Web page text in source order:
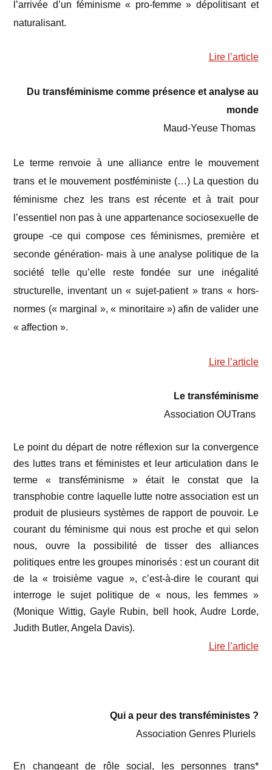
l’arrivée d’un féminisme « pro-femme » dépolitisant et
naturalisant.
Lire l’article
Du transféminisme comme présence et analyse au
monde
Maud-Yeuse Thomas
Le terme renvoie à une alliance entre le mouvement
trans et le mouvement postféministe (…) La question du
féminisme chez les trans est récente et à trait pour
l’essentiel non pas à une appartenance sociosexuelle de
groupe -ce qui compose ces féminismes, première et
seconde génération- mais à une analyse politique de la
société telle qu’elle reste fondée sur une inégalité
structurelle, inventant un « sujet-patient » trans « hors-
normes (« marginal », « minoritaire ») afin de valider une
« affection ».
Lire l’article
Le transféminisme
Association OUTrans
Le point du départ de notre réflexion sur la convergence
des luttes trans et féministes et leur articulation dans le
terme « transféminisme » était le constat que la
transphobie contre laquelle lutte notre association est un
produit de plusieurs systèmes de rapport de pouvoir. Le
courant du féminisme qui nous est proche et qui selon
nous, ouvre la possibilité de tisser des alliances
politiques entre les groupes minorisés : est un courant dit
de la « troisième vague », c’est-à-dire le courant qui
interroge le sujet politique de « nous, les femmes »
(Monique Wittig, Gayle Rubin, bell hook, Audre Lorde,
Judith Butler, Angela Davis).
Lire l’article
Qui a peur des transféministes ?
Association Genres Pluriels
En changeant de rôle social, les personnes trans*